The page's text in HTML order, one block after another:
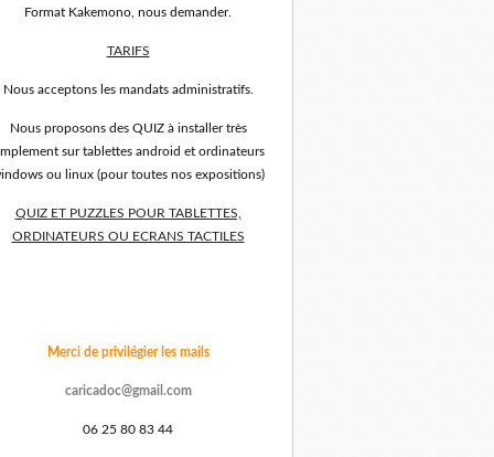
Format Kakemono, nous demander.
TARIFS
Nous acceptons les mandats administratifs.
Nous proposons des QUIZ à installer très
sur tablettes android et ordinateurs
ou linux (pour toutes nos expositions)
QUIZ ET PUZZLES POUR TABLETTES,
ORDINATEURS OU ECRANS TACTILES
Merci de privilégier les mails
caricadoc@gmail.com
06 25 80 83 44